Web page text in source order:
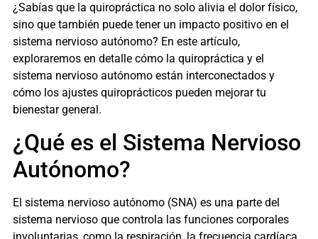
¿Sabías que la quiropráctica no solo alivia el dolor físico,
sino que también puede tener un impacto positivo en el
sistema nervioso autónomo? En este artículo,
exploraremos en detalle cómo la quiropráctica y el
sistema nervioso autónomo están interconectados y
cómo los ajustes quiroprácticos pueden mejorar tu
bienestar general.
¿Qué es el Sistema Nervioso
Autónomo?
El sistema nervioso autónomo (SNA) es una parte del
sistema nervioso que controla las funciones corporales